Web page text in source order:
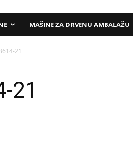
MAŠINE ZA DRVENU AMBALAŽU
21
21